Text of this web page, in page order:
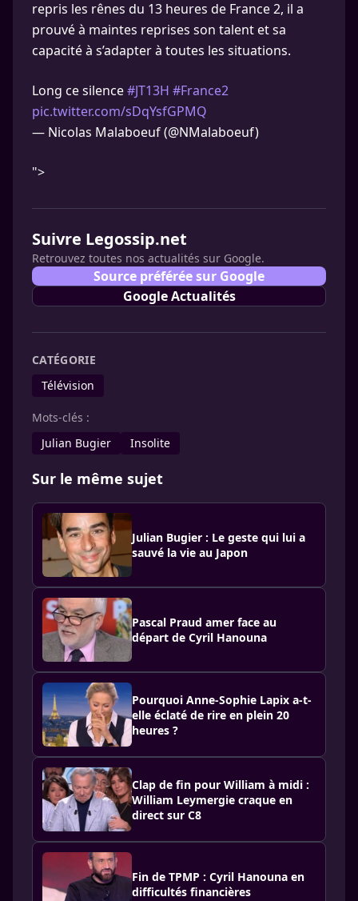
repris les rênes du 13 heures de France 2, il a
prouvé à maintes reprises son talent et sa
capacité à s’adapter à toutes les situations.
Long ce silence#JT13H #France2
pic.twitter.com/sDqYsfGPMQ
— Nicolas Malaboeuf (@NMalaboeuf)
">
Suivre Legossip.net
Retrouvez toutes nos actualités sur Google.
Source préférée sur Google
Google Actualités
CATÉGORIE
Télévision
Mots-clés :
Julian Bugier
Insolite
Sur le même sujet
Julian Bugier : Le geste qui lui a
sauvé la vie au Japon
Pascal Praud amer face au
départ de Cyril Hanouna
Pourquoi Anne-Sophie Lapix a-t-
elle éclaté de rire en plein 20
heures ?
Clap de fin pour William à midi :
William Leymergie craque en
direct sur C8
Fin de TPMP : Cyril Hanouna en
difficultés financières